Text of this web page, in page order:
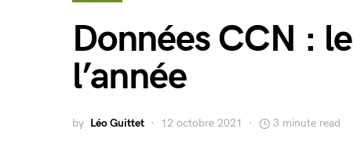
Données CCN :
l’année
by Léo Guittet 12 octobre 2021 3 minute read